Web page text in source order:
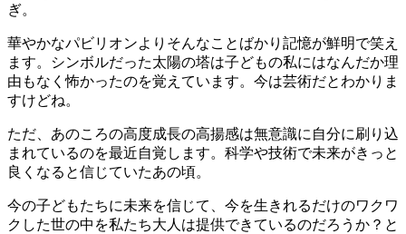
ぎ。
華やかなパビリオンよりそんなことばかり記憶が鮮明で笑え
ます。シンボルだった太陽の塔は子どもの私にはなんだか理
由もなく怖かったのを覚えています。今は芸術だとわかりま
すけどね。
ただ、あのころの高度成長の高揚感は無意識に自分に刷り込
まれているのを最近自覚します。科学や技術で未来がきっと
良くなると信じていたあの頃。
今の子どもたちに未来を信じて、今を生きれるだけのワクワ
クした世の中を私たち大人は提供できているのだろうか？と